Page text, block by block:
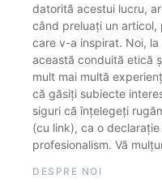
datorită acestui lucru,
când preluați un
care v-a inspirat. Noi,
această conduită etică
mult mai multă
că găsiți subiecte
siguri că înțelegeți
(cu link), ca o
profesionalism. Vă
DESPRE NOI